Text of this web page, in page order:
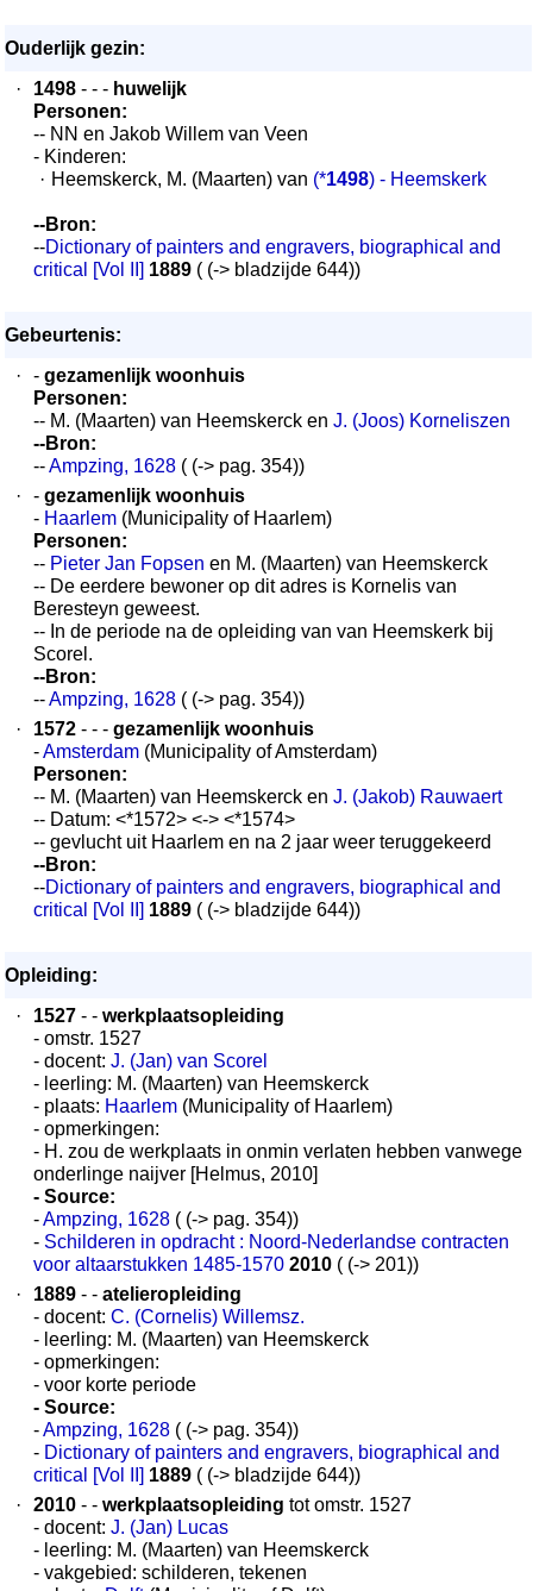
Ouderlijk gezin:
·
1498 - - - huwelijk
Personen:
-- NN en Jakob Willem van Veen
- Kinderen:
· Heemskerck, M. (Maarten) van (*1498) - Heemskerk
--Bron:
--Dictionary of painters and engravers, biographical and
critical [Vol II] 1889 ( (-> bladzijde 644))
Gebeurtenis:
·
- gezamenlijk woonhuis
Personen:
-- M. (Maarten) van Heemskerck en J. (Joos) Korneliszen
--Bron:
--Ampzing, 1628 ( (-> pag. 354))
·
- gezamenlijk woonhuis
- Haarlem (Municipality of Haarlem)
Personen:
-- Pieter Jan Fopsen en M. (Maarten) van Heemskerck
-- De eerdere bewoner op dit adres is Kornelis van
Beresteyn geweest.
-- In de periode na de opleiding van van Heemskerk bij
Scorel.
--Bron:
--Ampzing, 1628 ( (-> pag. 354))
·
1572 - - - gezamenlijk woonhuis
-Amsterdam (Municipality of Amsterdam)
Personen:
-- M. (Maarten) van Heemskerck en J. (Jakob) Rauwaert
-- Datum: <*1572> <-> <*1574>
-- gevlucht uit Haarlem en na 2 jaar weer teruggekeerd
--Bron:
--Dictionary of painters and engravers, biographical and
critical [Vol II] 1889 ( (-> bladzijde 644))
Opleiding:
·
1527 - - werkplaatsopleiding
- omstr. 1527
- docent: J. (Jan) van Scorel
- leerling: M. (Maarten) van Heemskerck
- plaats: Haarlem (Municipality of Haarlem)
- opmerkingen:
- H. zou de werkplaats in onmin verlaten hebben vanwege
onderlinge naijver [Helmus, 2010]
- Source:
-Ampzing, 1628 ( (-> pag. 354))
- Schilderen in opdracht : Noord-Nederlandse contracten
voor altaarstukken 1485-1570 2010 ( (-> 201))
·
1889 - - atelieropleiding
- docent: C. (Cornelis) Willemsz.
- leerling: M. (Maarten) van Heemskerck
- opmerkingen:
- voor korte periode
- Source:
-Ampzing, 1628 ( (-> pag. 354))
- Dictionary of painters and engravers, biographical and
critical [Vol II] 1889 ( (-> bladzijde 644))
·
2010 - - werkplaatsopleiding tot omstr. 1527
- docent: J. (Jan) Lucas
- leerling: M. (Maarten) van Heemskerck
- vakgebied: schilderen, tekenen